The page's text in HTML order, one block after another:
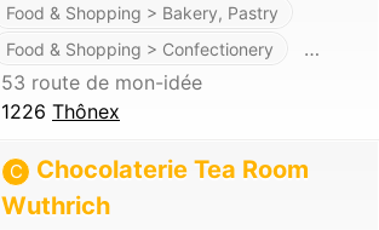
Food & Shopping > Bakery, Pastry
Food & Shopping > Confectionery
…
53 route de mon-idée
1226 Thônex
C
Chocolaterie Tea Room
Wuthrich